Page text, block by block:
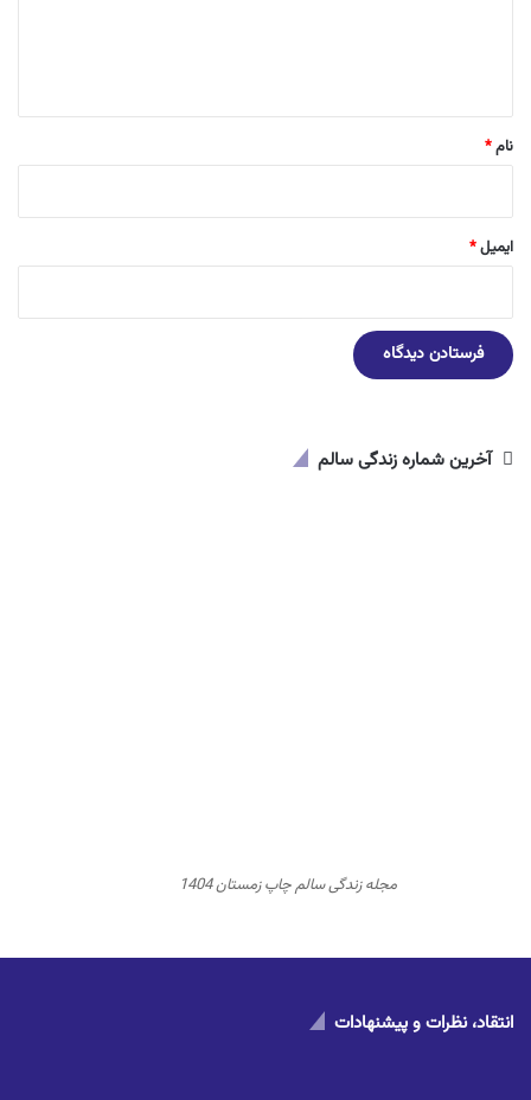
نام*
ایمیل*
آخرین شماره زندگی سالم
مجله زندگی سالم چاپ زمستان 1404
انتقاد، نظرات و پیشنهادات